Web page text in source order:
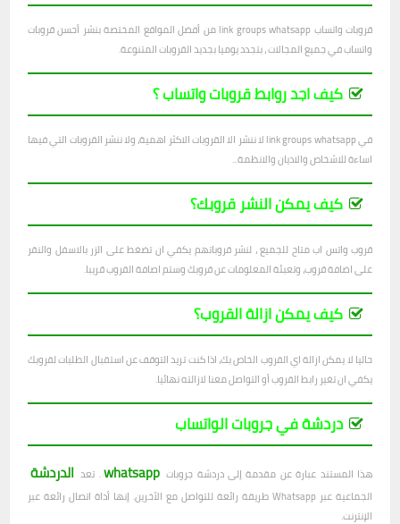
قروبات واتساب link groups whatsapp من أفضل المواقع المختصة بنشر أحسن قروبات
واتساب في جميع المجالات ، بتجدد يوميا بجديد القروبات المتنوعة.
كيف اجد روابط قروبات واتساب ؟
في link groups whatsapp لا ننشر الا القروبات الاكثر اهمية، ولا ننشر القروبات التي فيها
اساءة للاشخاص والاديان والانظمة...
كيف يمكن النشر قروبك؟
قروب واتس اب متاح للجميع ، لنشر قروباتهم يكفي ان تضغط على الزر بالاسفل والنقر
على اضافة قروب، وتعبئة المعلومات عن قروبك وستم اصافة القروب قريبا.
كيف يمكن ازالة القروب؟
حاليا لا يمكن ازالة اي القروب الخاص بك، اذا كنت تريد التوقف عن استقبال الطلبات لقروبك
يكفي ان تغير رابط القروب أو التواصل معنا لازالته نهائيا.
دردشة في جروبات الواتساب
هذا المستند عبارة عن مقدمة إلى دردشة جروبات whatsapp. تعد الدردشة
الجماعية عبر Whatsapp طريقة رائعة للتواصل مع الآخرين. إنها أداة اتصال رائعة عبر
الإنترنت.